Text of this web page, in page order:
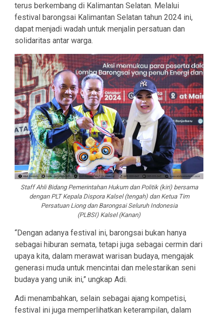
terus berkembang di Kalimantan Selatan. Melalui
festival barongsai Kalimantan Selatan tahun 2024 ini,
dapat menjadi wadah untuk menjalin persatuan dan
solidaritas antar warga.
Staff Ahli Bidang Pemerintahan Hukum dan Politik (kiri) bersama
dengan PLT Kepala Dispora Kalsel (tengah) dan Ketua Tim
Persatuan Liong dan Barongsai Seluruh Indonesia
(PLBSI) Kalsel (Kanan)
“Dengan adanya festival ini, barongsai bukan hanya
sebagai hiburan semata, tetapi juga sebagai cermin dari
upaya kita, dalam merawat warisan budaya, mengajak
generasi muda untuk mencintai dan melestarikan seni
budaya yang unik ini,” ungkap Adi.
Adi menambahkan, selain sebagai ajang kompetisi,
festival ini juga memperlihatkan keterampilan, dalam